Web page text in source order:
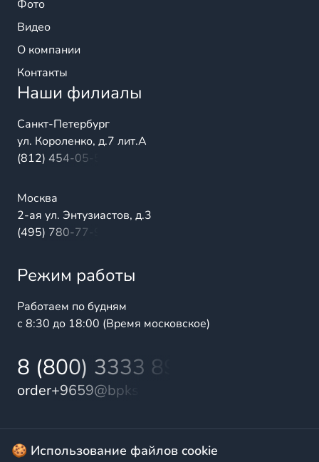
Фото
Видео
О компании
Контакты
Наши филиалы
Санкт-Петербург
ул. Короленко, д.7 лит.А
(812) 454-05-54
Москва
2-ая ул. Энтузиастов, д.3
(495) 780-77-98
Режим работы
Работаем по будням
с 8:30 до 18:00 (Время московское)
8 (800) 3333 899
order+9659@bpks.ru
© 2025 БалтПромКомплект — комплексные поставки
🍪 Использование файлов cookie